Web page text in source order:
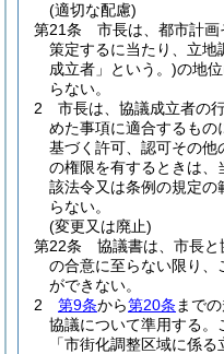
(適切な配慮)
第21条
市長は、都市計
策定するに当たり、立地
成立者」という。)の地
らない。
2
市長は、協議成立者の
めた事項に適合するもの
基づく許可、認可その他
の権限を有するときは、
該法令又は条例の規定の
らない。
(変更又は廃止)
第22条
協議書は、市長
の合意に至らない限り、
ができない。
2
第9条から第20条 までの
協議について準用する。
「市街化調整区域に係る